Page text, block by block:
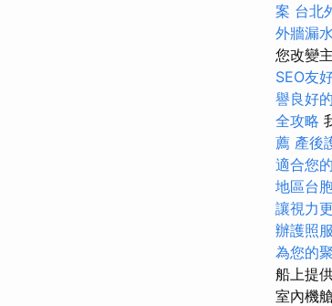
案 台北
外牆漏
您改變
SEO友
譽良好
全攻略
薦 產後
適合您
地區台
讓視力
辦護照
為您的
船上提
室內機